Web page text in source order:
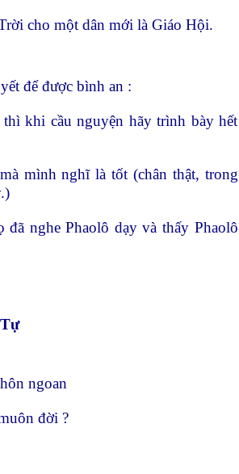
cho một dân mới là Giáo Hội.
để được bình an :
khi cầu nguyện hãy trình bày hết
mình nghĩ là tốt (chân thật, trong
nghe Phaolô dạy và thấy Phaolô
ngoan
đời ?